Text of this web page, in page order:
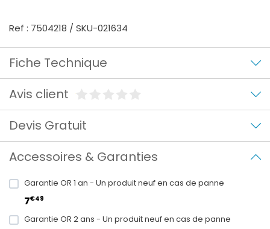
Ref : 7504218 / SKU-021634
Fiche Technique
Avis client
Devis Gratuit
Accessoires & Garanties
Garantie OR 1 an - Un produit neuf en cas de panne
7€49
Garantie OR 2 ans - Un produit neuf en cas de panne